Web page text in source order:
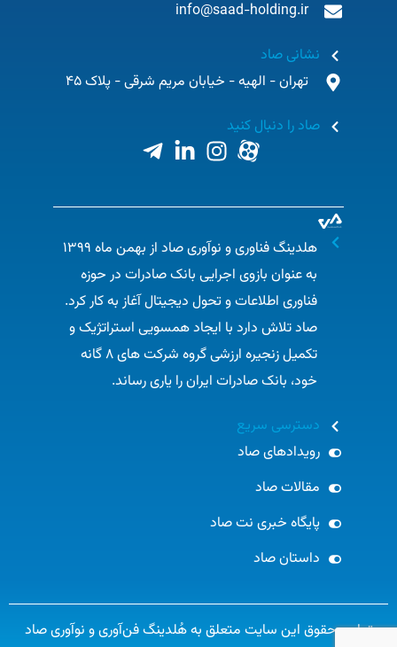
info@saad-holding.ir
نشانی صاد
تهران - الهیه - خیابان مریم شرقی - پلاک 45
صاد را دنبال کنید
هلدینگ فناوری و نوآوری صاد از بهمن ماه ۱۳۹۹
به عنوان بازوی اجرایی بانک صادرات در حوزه
فناوری اطلاعات و تحول دیجیتال آغاز به کار کرد.
صاد تلاش دارد با ایجاد همسویی استراتژیک و
تکمیل زنجیره ارزشی گروه شرکت های ۸ گانه
خود، بانک صادرات ایران را یاری رساند.​
دسترسی سریع
رویدادهای صاد
مقالات صاد
پایگاه خبری نت صاد
داستان صاد
تمامی حقوق این سایت متعلق به هُلدینگ فن‌آوری و نوآوری صاد